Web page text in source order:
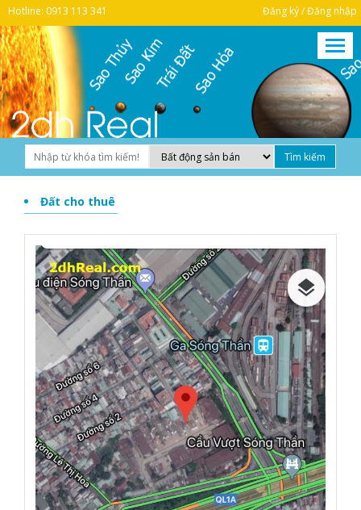
Hotline: 0913 113 341 Đăng ký / Đăng nhập
Đất cho thuê